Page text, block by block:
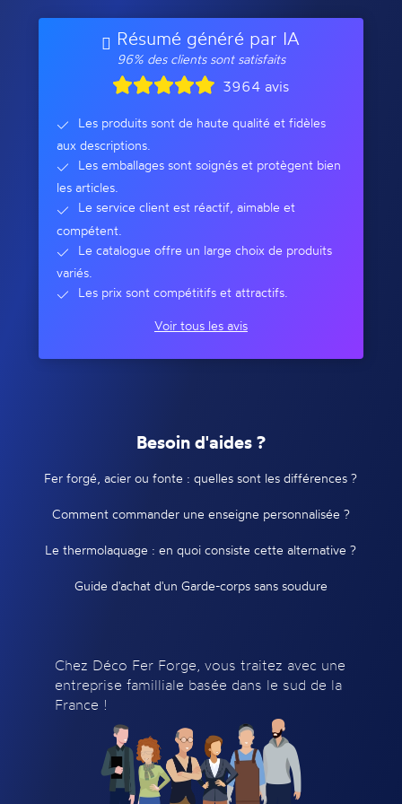
Résumé généré par IA
96% des clients sont satisfaits
3964 avis
Les produits sont de haute qualité et fidèles
aux descriptions.
Les emballages sont soignés et protègent bien
les articles.
Le service client est réactif, aimable et
compétent.
Le catalogue offre un large choix de produits
variés.
Les prix sont compétitifs et attractifs.
Voir tous les avis
Besoin d'aides ?
Fer forgé, acier ou fonte : quelles sont les différences ?
Comment commander une enseigne personnalisée ?
Le thermolaquage : en quoi consiste cette alternative ?
Guide d'achat d'un Garde-corps sans soudure
Chez Déco Fer Forge, vous traitez avec une
entreprise familliale basée dans le sud de la
France !